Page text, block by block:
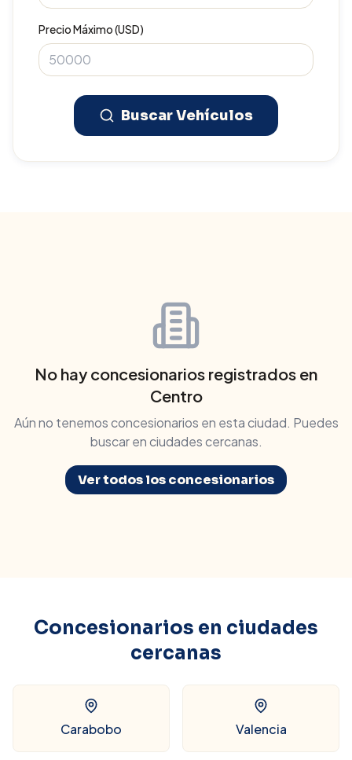
Precio Máximo (USD)
Buscar Vehículos
No hay concesionarios registrados en
Centro
Aún no tenemos concesionarios en esta ciudad. Puedes
buscar en ciudades cercanas.
Ver todos los concesionarios
Concesionarios en ciudades
cercanas
Carabobo Valencia